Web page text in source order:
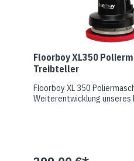
Floorboy XL350
Treibteller
Floorboy XL 350
Weiterentwicklung unseres